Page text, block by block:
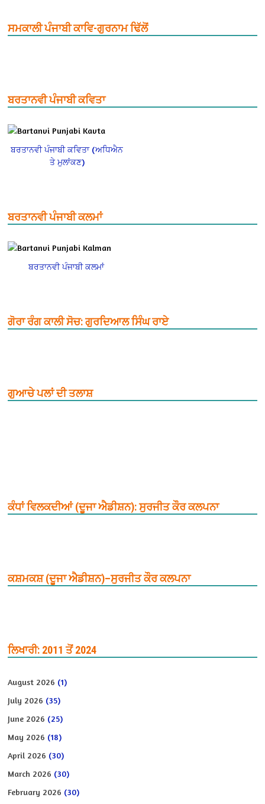
ਸਮਕਾਲੀ ਪੰਜਾਬੀ ਕਾਵਿ-ਗੁਰਨਾਮ ਢਿੱਲੋਂ
ਬਰਤਾਨਵੀ ਪੰਜਾਬੀ ਕਵਿਤਾ
ਬਰਤਾਨਵੀ ਪੰਜਾਬੀ ਕਵਿਤਾ (ਅਧਿਐਨ
ਤੇ ਮੁਲਾਂਕਣ)
ਬਰਤਾਨਵੀ ਪੰਜਾਬੀ ਕਲਮਾਂ
ਬਰਤਾਨਵੀ ਪੰਜਾਬੀ ਕਲਮਾਂ
ਗੋਰਾ ਰੰਗ ਕਾਲੀ ਸੋਚ: ਗੁਰਦਿਆਲ ਸਿੰਘ ਰਾਏ
ਗੁਆਚੇ ਪਲਾਂ ਦੀ ਤਲਾਸ਼
ਕੰਧਾਂ ਵਿਲਕਦੀਆਂ (ਦੂਜਾ ਐਡੀਸ਼ਨ): ਸੁਰਜੀਤ ਕੌਰ ਕਲਪਨਾ
ਕਸ਼ਮਕਸ਼ (ਦੂਜਾ ਐਡੀਸ਼ਨ)–ਸੁਰਜੀਤ ਕੌਰ ਕਲਪਨਾ
ਲਿਖਾਰੀ: 2011 ਤੋਂ 2024
August 2026 (1)
July 2026 (35)
June 2026 (25)
May 2026 (18)
April 2026 (30)
March 2026 (30)
February 2026 (30)